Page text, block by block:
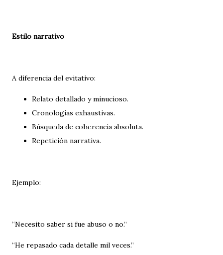
Estilo narrativo
A diferencia del evitativo:
Relato detallado y minucioso.
Cronologías exhaustivas.
Búsqueda de coherencia absoluta.
Repetición narrativa.
Ejemplo:
“Necesito saber si fue abuso o no.”
“He repasado cada detalle mil veces.”